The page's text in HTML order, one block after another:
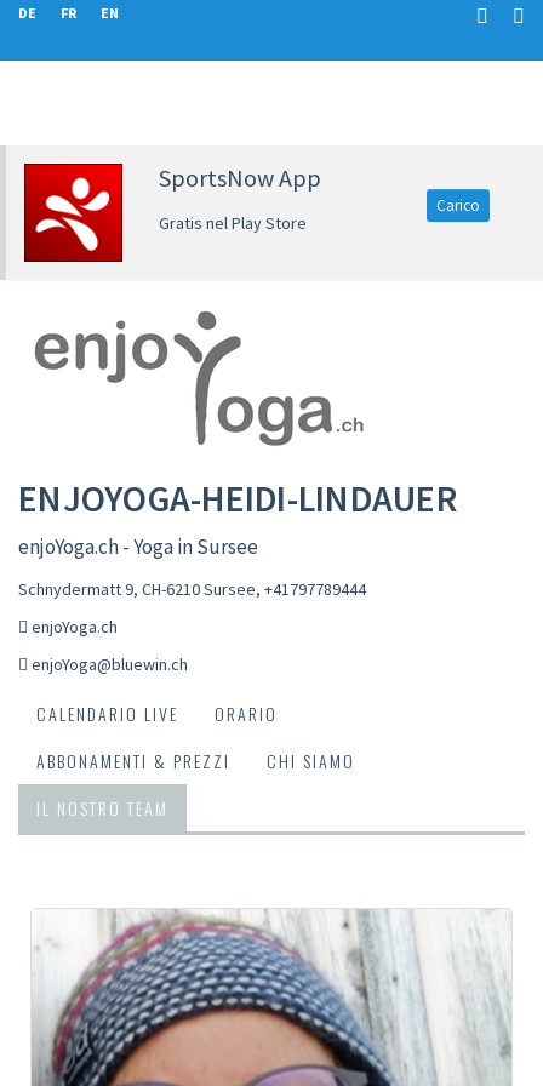
DE FR EN
SportsNow App
Gratis nel Play Store
Carico
ENJOYOGA-HEIDI-LINDAUER
enjoYoga.ch - Yoga in Sursee
Schnydermatt 9, CH-6210 Sursee, +41797789444
enjoYoga.ch
enjoYoga@bluewin.ch
CALENDARIO LIVE
ORARIO
ABBONAMENTI & PREZZI
CHI SIAMO
IL NOSTRO TEAM